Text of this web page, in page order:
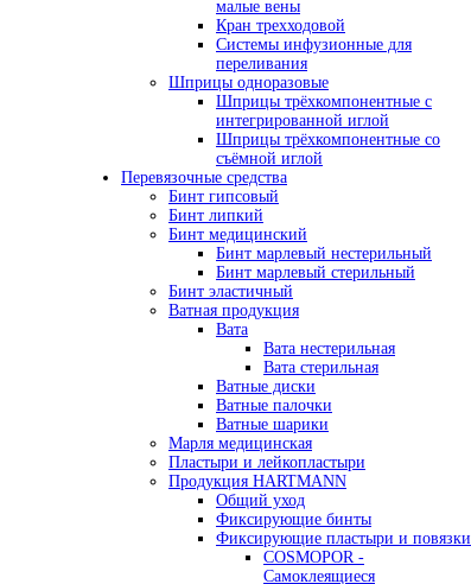
малые вены
Кран трехходовой
Системы инфузионные для
переливания
Шприцы одноразовые
Шприцы трёхкомпонентные с
интегрированной иглой
Шприцы трёхкомпонентные со
съёмной иглой
Перевязочные средства
Бинт гипсовый
Бинт липкий
Бинт медицинский
Бинт марлевый нестерильный
Бинт марлевый стерильный
Бинт эластичный
Ватная продукция
Вата
Вата нестерильная
Вата стерильная
Ватные диски
Ватные палочки
Ватные шарики
Марля медицинская
Пластыри и лейкопластыри
Продукция HARTMANN
Общий уход
Фиксирующие бинты
Фиксирующие пластыри и повязки
COSMOPOR -
Самоклеящиеся